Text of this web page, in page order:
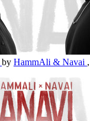
by HammAli & Navai ,